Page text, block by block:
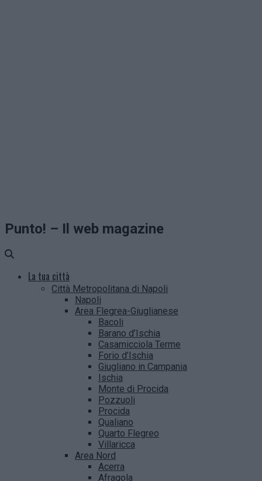
Punto! – Il web magazine
La tua città
Città Metropolitana di Napoli
Napoli
Area Flegrea-Giuglianese
Bacoli
Barano d’Ischia
Casamicciola Terme
Forio d’Ischia
Giugliano in Campania
Ischia
Monte di Procida
Pozzuoli
Procida
Qualiano
Quarto Flegreo
Villaricca
Area Nord
Acerra
Afragola